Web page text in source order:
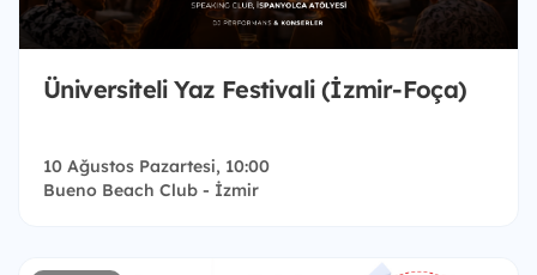
Üniversiteli Yaz Festivali (İzmir-Foça)
10 Ağustos Pazartesi, 10:00
Bueno Beach Club - İzmir